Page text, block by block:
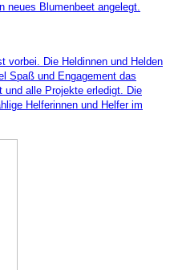
neues Blumenbeet angelegt.
vorbei. Die Heldinnen und Helden
Spaß und Engagement das
und alle Projekte erledigt. Die
Helferinnen und Helfer im